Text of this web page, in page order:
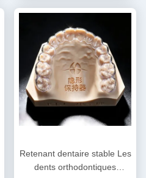
Retenant dentaire stable Les
dents orthodontiques